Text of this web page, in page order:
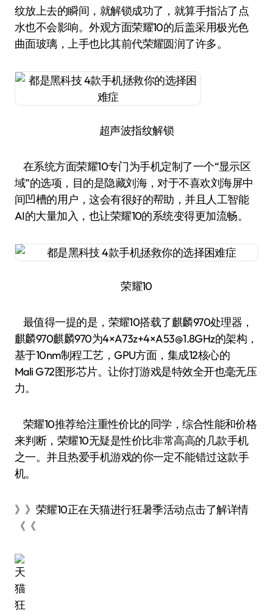
纹放上去的瞬间，就解锁成功了，就算手指沾了点
水也不会影响。外观方面荣耀10的后盖采用极光色
曲面玻璃，上手也比其前代荣耀圆润了许多。
超声波指纹解锁
在系统方面荣耀10专门为手机定制了一个“显示区
域”的选项，目的是隐藏刘海，对于不喜欢刘海屏中
间凹槽的用户，这会有很好的帮助，并且人工智能
AI的大量加入，也让荣耀10的系统变得更加流畅。
荣耀10
最值得一提的是，荣耀10搭载了麒麟970处理器，
麒麟970麒麟970为4×A73z+4×A53@1.8GHz的架构，
基于10nm制程工艺，GPU方面，集成12核心的
Mali G72图形芯片。让你打游戏是特效全开也毫无压
力。
荣耀10推荐给注重性价比的同学，综合性能和价格
来判断，荣耀10无疑是性价比非常高高的几款手机
之一。并且热爱手机游戏的你一定不能错过这款手
机。
》》荣耀10正在天猫进行狂暑季活动点击了解详情
《《